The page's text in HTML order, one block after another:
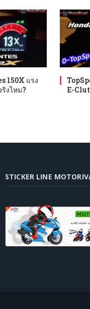
150X แรง
งไหม?
E-
STICKER LINE